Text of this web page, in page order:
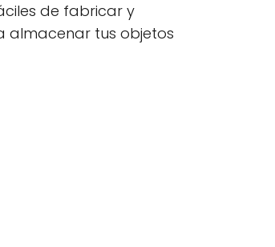
de fabricar y
almacenar tus objetos